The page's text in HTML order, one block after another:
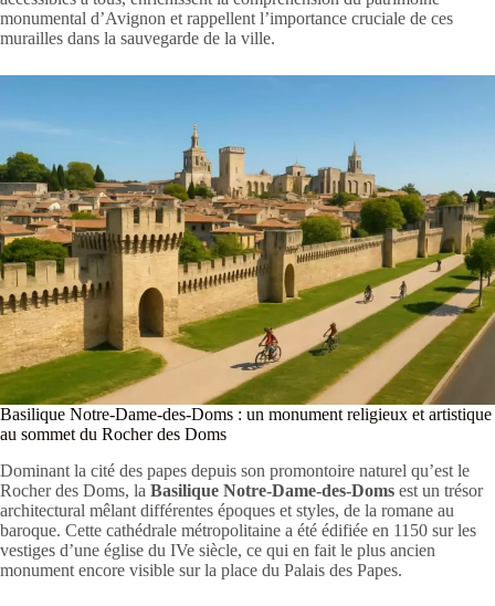
monumental d’Avignon et rappellent l’importance cruciale de ces
murailles dans la sauvegarde de la ville.
Basilique Notre-Dame-des-Doms : un monument religieux et artistique
au sommet du Rocher des Doms
Dominant la cité des papes depuis son promontoire naturel qu’est le
Rocher des Doms, la Basilique Notre-Dame-des-Doms est un trésor
architectural mêlant différentes époques et styles, de la romane au
baroque. Cette cathédrale métropolitaine a été édifiée en 1150 sur les
vestiges d’une église du IVe siècle, ce qui en fait le plus ancien
monument encore visible sur la place du Palais des Papes.